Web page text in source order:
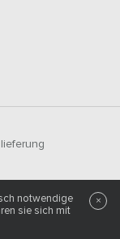
notwendige
sie sich mit
×